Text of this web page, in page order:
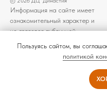
Информация на сайте имеет
ознакомительный характер и
не является публичной
Пользуясь сайтом, вы
политикой